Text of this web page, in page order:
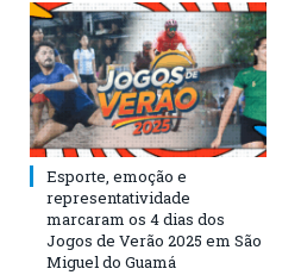
Esporte, emoção e
representatividade
marcaram os 4 dias dos
Jogos de Verão 2025 em São
Miguel do Guamá